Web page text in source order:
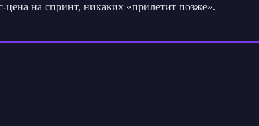
на спринт, никаких «прилетит позже».